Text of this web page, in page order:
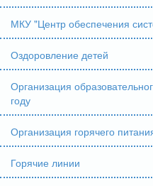
МКУ "Центр обеспечения
Оздоровление детей
Организация
году
Организация горячего
Горячие линии